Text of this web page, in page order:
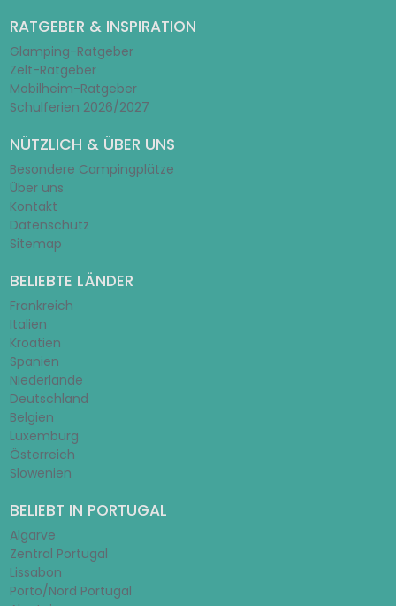
RATGEBER & INSPIRATION
Glamping-Ratgeber
Zelt-Ratgeber
Mobilheim-Ratgeber
Schulferien 2026/2027
NÜTZLICH & ÜBER UNS
Besondere Campingplätze
Über uns
Kontakt
Datenschutz
Sitemap
BELIEBTE LÄNDER
Frankreich
Italien
Kroatien
Spanien
Niederlande
Deutschland
Belgien
Luxemburg
Österreich
Slowenien
BELIEBT IN PORTUGAL
Algarve
Zentral Portugal
Lissabon
Porto/Nord Portugal